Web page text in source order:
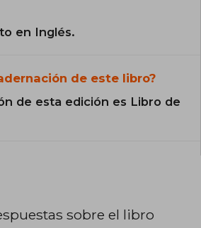
en Inglés.
de este libro?
de esta edición es Libro de
sobre el libro